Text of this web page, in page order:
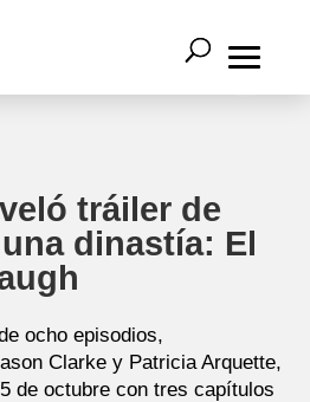
tráiler de
dinastía: El
ocho episodios,
Clarke y Patricia Arquette,
de octubre con tres capítulos